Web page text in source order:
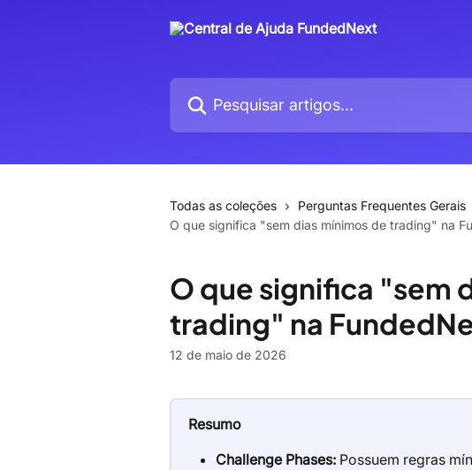
Pesquisar artigos...
Todas as coleções Perguntas Frequentes Gerais
O que significa "sem dias mínimos de trading" na
O que significa "sem
trading" na
12 de maio de 2026
Resumo
Challenge Phases: Possuem regras